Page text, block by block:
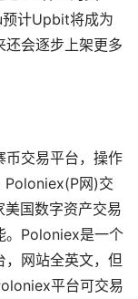
计Upbit将成为
会逐步上架更多
交易平台，操作
Poloniex(P网)交
国数字资产交易
。Poloniex是一个
网站全英文，但
平台可交易